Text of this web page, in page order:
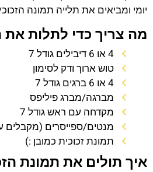
יומי ומביאים את תלייה תמונה
מה צריך כדי לתלות את
4 או 6 דיבילים גודל 7
טוש ארוך ודק לסימון
4 או 6 ברגים גודל 7
מברגה/מברג פיליפס
מקדחה עם ראש גודל 7
מנטים/ספייסרים (מקבלים
תמונת זכוכית כמובן :)
איך תולים את תמונת